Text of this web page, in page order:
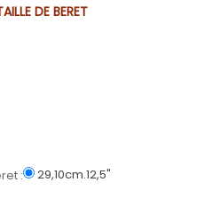
DE BERET
: 29,10cm.12,5"